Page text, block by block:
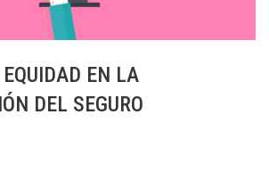
EN LA
DEL SEGURO